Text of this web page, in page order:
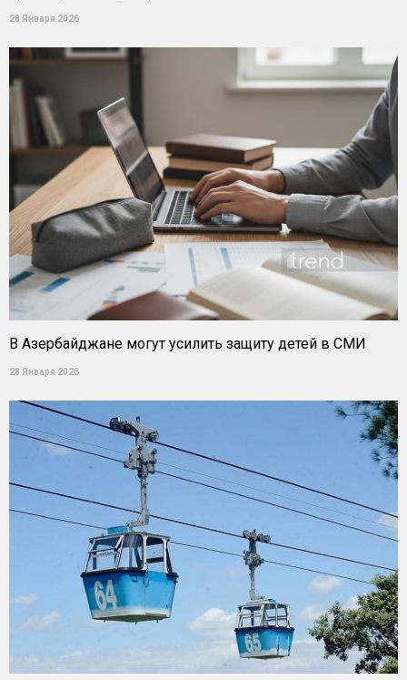
28 Января 2026
В Азербайджане могут усилить защиту детей в СМИ
28 Января 2026